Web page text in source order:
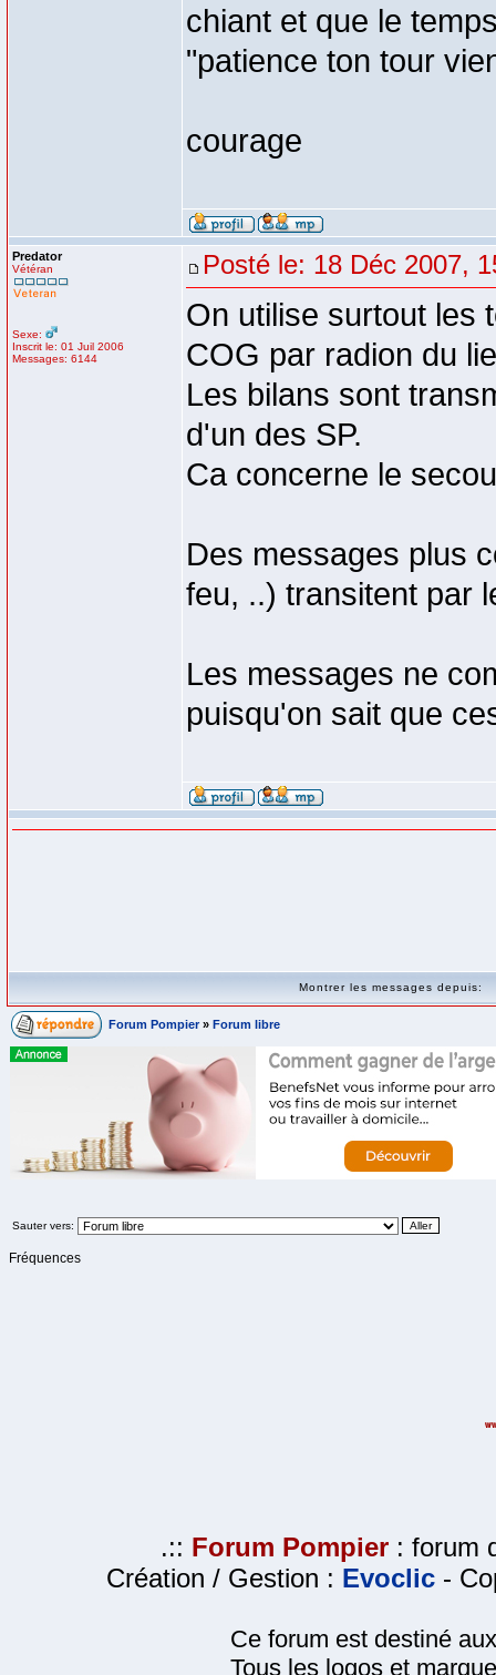
chiant et que le
"patience ton tour
courage
Predator
Vétéran
Sexe:
Inscrit le: 01 Juil 2006
Messages: 6144
Posté le: 18 Déc 2007,
On utilise surtout les
COG par radion du
Les bilans sont
d'un des SP.
Ca concerne le
Des messages plus
feu, ..) transitent par
Les messages ne
puisqu'on sait que
Montrer les messages depuis:
Forum Pompier » Forum libre
Sauter vers:
Fréquences
.:: Forum Pompier : forum
Création / Gestion : Evoclic -
Ce forum est destiné
Tous les logos et